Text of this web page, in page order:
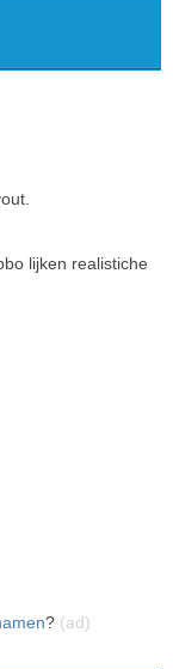
lijken realistiche
? (ad)